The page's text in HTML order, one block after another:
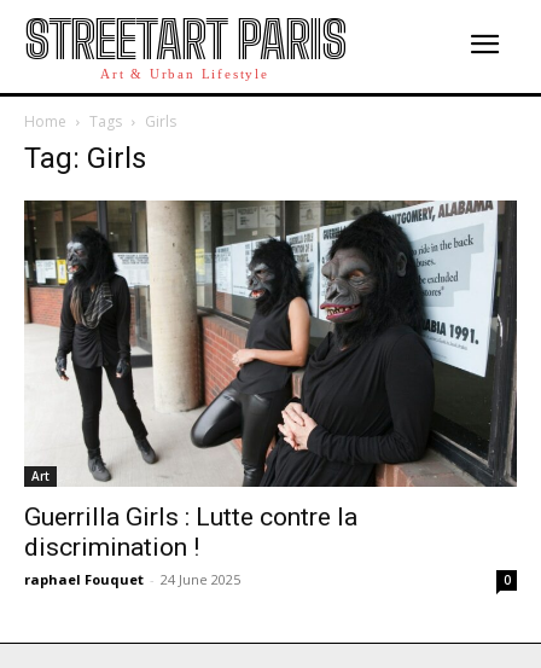
STREETART PARIS
Art & Urban Lifestyle
Home Tags Girls
Tag: Girls
Art
Guerrilla Girls : Lutte contre la
discrimination !
raphael Fouquet - 24 June 2025 0